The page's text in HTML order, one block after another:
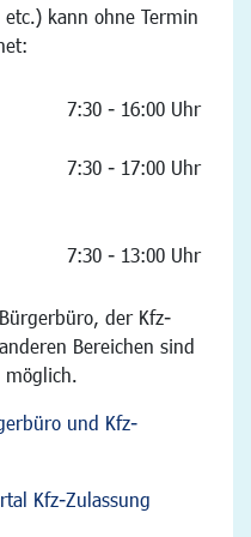
kann ohne Termin
7:30 - 16:00 Uhr
7:30 - 17:00 Uhr
7:30 - 13:00 Uhr
der Kfz-
Bereichen sind
möglich.
und Kfz-
Kfz-Zulassung